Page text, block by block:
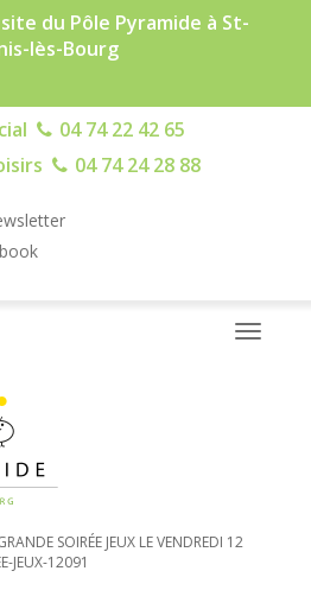
du Pôle Pyramide à St-
lès-Bourg
04 74 22 42 65
04 74 24 28 88
Toggle
SOIRÉE JEUX LE VENDREDI 12
JEUX-12091